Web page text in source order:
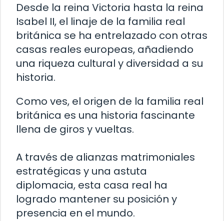
Desde la reina Victoria hasta la reina
Isabel II, el linaje de la familia real
británica se ha entrelazado con otras
casas reales europeas, añadiendo
una riqueza cultural y diversidad a su
historia.
Como ves, el origen de la familia real
británica es una historia fascinante
llena de giros y vueltas.
A través de alianzas matrimoniales
estratégicas y una astuta
diplomacia, esta casa real ha
logrado mantener su posición y
presencia en el mundo.